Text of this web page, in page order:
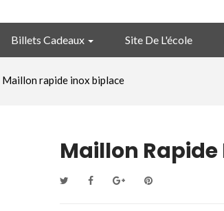
Billets Cadeaux Site De L'école
Maillon rapide inox biplace
Maillon